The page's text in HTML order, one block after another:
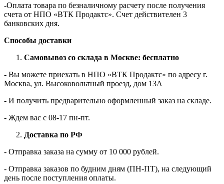
-Оплата товара по безналичному расчету после получения
счета от НПО «ВТК Продактс». Счет действителен 3
банковских дня.
Способы доставки
Самовывоз со склада в Москве: бесплатно
- Вы можете приехать в НПО «ВТК Продактс» по адресу г.
Москва, ул. Высоковольтный проезд, дом 13А
- И получить предварительно оформленный заказ на складе.
- Ждем вас c 08-17 пн-пт.
Доставка по РФ
- Отправка заказа на сумму от 10 000 рублей.
- Отправка заказов по будним дням (ПН-ПТ), на следующий
день после поступления оплаты.